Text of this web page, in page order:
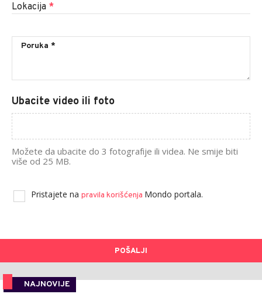
Lokacija *
Ubacite video ili foto
Možete da ubacite do 3 fotografije ili videa. Ne smije biti
više od 25 MB.
Pristajete na pravila korišćenja Mondo portala.
POŠALJI
NAJNOVIJE